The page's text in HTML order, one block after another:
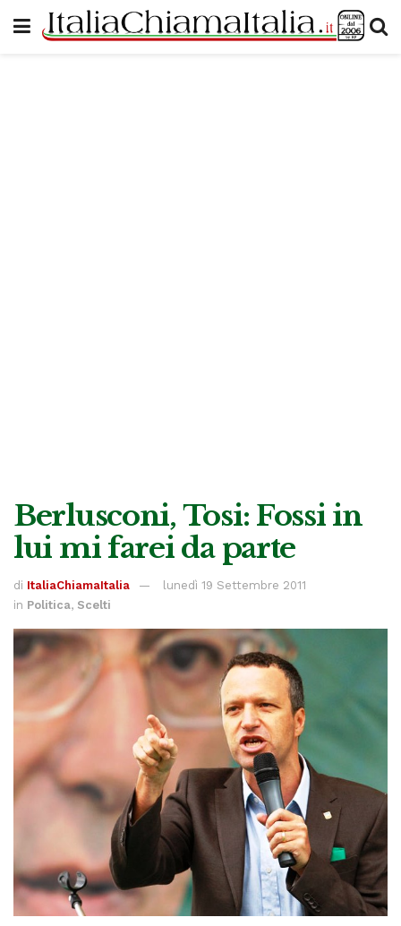
Berlusconi, Tosi: Fossi in
lui mi farei da parte
di ItaliaChiamaItalia
lunedì 19 Settembre 2011
in Politica, Scelti